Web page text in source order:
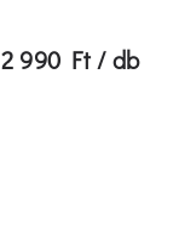
2 990 Ft / db